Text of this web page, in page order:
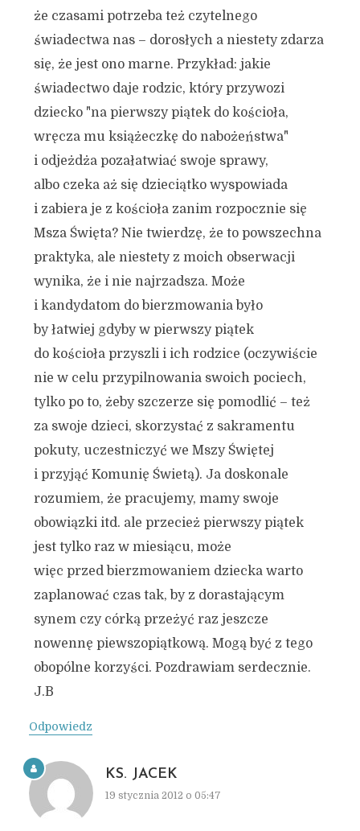
że czasami potrzeba też czytelnego
świadectwa nas – dorosłych a niestety zdarza
się, że jest ono marne. Przykład: jakie
świadectwo daje rodzic, który przywozi
dziecko "na pierwszy piątek do kościoła,
wręcza mu książeczkę do nabożeństwa"
i odjeżdża pozałatwiać swoje sprawy,
albo czeka aż się dzieciątko wyspowiada
i zabiera je z kościoła zanim rozpocznie się
Msza Święta? Nie twierdzę, że to powszechna
praktyka, ale niestety z moich obserwacji
wynika, że i nie najrzadsza. Może
i kandydatom do bierzmowania było
by łatwiej gdyby w pierwszy piątek
do kościoła przyszli i ich rodzice (oczywiście
nie w celu przypilnowania swoich pociech,
tylko po to, żeby szczerze się pomodlić – też
za swoje dzieci, skorzystać z sakramentu
pokuty, uczestniczyć we Mszy Świętej
i przyjąć Komunię Świetą). Ja doskonale
rozumiem, że pracujemy, mamy swoje
obowiązki itd. ale przecież pierwszy piątek
jest tylko raz w miesiącu, może
więc przed bierzmowaniem dziecka warto
zaplanować czas tak, by z dorastającym
synem czy córką przeżyć raz jeszcze
nowennę piewszopiątkową. Mogą być z tego
obopólne korzyści. Pozdrawiam serdecznie.
J.B
Odpowiedz
KS. JACEK
19 stycznia 2012 o 05:47